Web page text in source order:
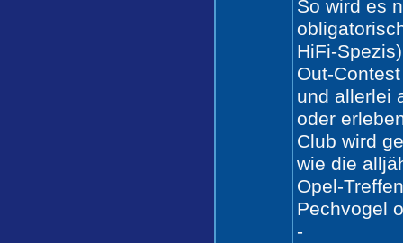
So wird es
HiFi-
Out-
und allerlei
oder
Club wird
wie die
Opel-
Pechvogel
-